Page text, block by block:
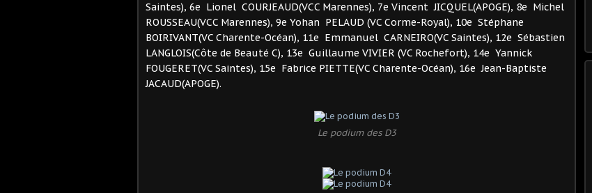
Saintes), 6e Lionel COURJEAUD(VCC Marennes), 7e Vincent JICQUEL(APOGE), 8e Michel
ROUSSEAU(VCC Marennes), 9e Yohan PELAUD (VC Corme-Royal), 10e Stéphane
BOIRIVANT(VC Charente-Océan), 11e Emmanuel CARNEIRO(VC Saintes), 12e Sébastien
LANGLOIS(Côte de Beauté C), 13e Guillaume VIVIER (VC Rochefort), 14e Yannick
FOUGERET(VC Saintes), 15e Fabrice PIETTE(VC Charente-Océan), 16e Jean-Baptiste
JACAUD(APOGE).
Le podium des D3